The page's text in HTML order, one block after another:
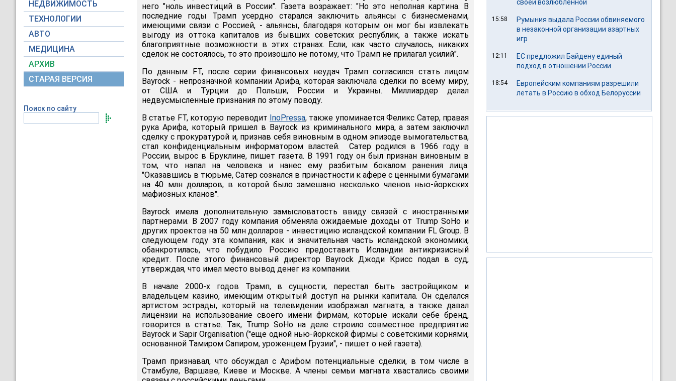
НЕДВИЖИМОСТЬ
ТЕХНОЛОГИИ
АВТО
МЕДИЦИНА
АРХИВ
СТАРАЯ ВЕРСИЯ
Поиск по сайту
него "ноль инвестиций в России". Газета возражает: "Но это неполная картина. В
последние годы Трамп усердно старался заключить альянсы с бизнесменами,
имеющими связи с Россией, - альянсы, благодаря которым он мог бы извлекать
выгоду из оттока капиталов из бывших советских республик, а также искать
благоприятные возможности в этих странах. Если, как часто случалось, никаких
сделок не состоялось, то это произошло не потому, что Трамп не прилагал усилий".
По данным FT, после серии финансовых неудач Трамп согласился стать лицом
Bayrock - непрозначной компании Арифа, которая заключала сделки по всему миру,
от США и Турции до Польши, России и Украины. Миллиардер делал
недвусмысленные признания по этому поводу.
В статье FT, которую переводит InoPressa, также упоминается Феликс Сатер, правая
рука Арифа, который пришел в Bayrock из криминального мира, а затем заключил
сделку с прокуратурой и, признав себя виновным в одном эпизоде вымогательства,
стал конфиденциальным информатором властей. Сатер родился в 1966 году в
России, вырос в Бруклине, пишет газета. В 1991 году он был признан виновным в
том, что напал на человека и нанес ему разбитым бокалом ранения лица.
"Оказавшись в тюрьме, Сатер сознался в причастности к афере с ценными бумагами
на 40 млн долларов, в которой было замешано несколько членов нью-йоркских
мафиозных кланов".
Bayrock имела дополнительную замысловатость ввиду связей с иностранными
партнерами. В 2007 году компания обменяла ожидаемые доходы от Trump SoHo и
других проектов на 50 млн долларов - инвестицию исландской компании FL Group. В
следующем году эта компания, как и значительная часть исландской экономики,
обанкротилась, что побудило Россию предоставить Исландии антикризисный
кредит. После этого финансовый директор Bayrock Джоди Крисс подал в суд,
утверждая, что имел место вывод денег из компании.
В начале 2000-х годов Трамп, в сущности, перестал быть застройщиком и
владельцем казино, имеющим открытый доступ на рынки капитала. Он сделался
артистом эстрады, который на телевидении изображал магната, а также давал
лицензии на использование своего имени фирмам, которые искали себе бренд,
говорится в статье. Так, Trump SoHo на деле строило совместное предприятие
Bayrock и Sapir Organisation ("еще одной нью-йоркской фирмы с советскими корнями,
основанной Тамиром Сапиром, уроженцем Грузии", - пишет о ней газета).
Трамп признавал, что обсуждал с Арифом потенциальные сделки, в том числе в
Стамбуле, Варшаве, Киеве и Москве. А члены семьи магната хвастались своими
своей возлюбленной
15:58
Румыния выдала России обвиняемого
в незаконной организации азартных
игр
12:11
ЕС предложил Байдену единый
подход в отношении России
18:54
Европейским компаниям разрешили
летать в Россию в обход Белоруссии